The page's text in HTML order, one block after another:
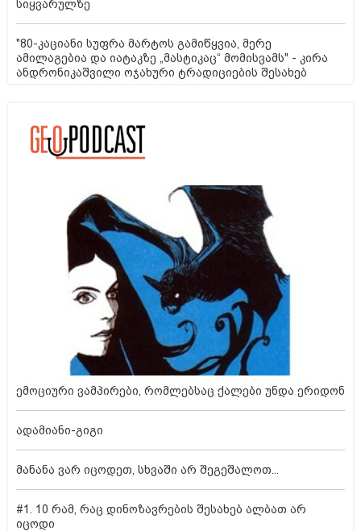
სიყვარულზე
"80-კაციანი სუფრა მარტოს გამიწყვია, მერე
ამილაგებია და იატაკზე „მასტიკაც“ მომისვამს" - კირა
ანდრონიკაშვილი ოჯახური ტრადიციების შესახებ
ემოციური ვამპირები, რომლებსაც ქალები უნდა ერიდონ
ადამიანი-გიგი
მანანა ვარ იცოდეთ, სხვაში არ შეგეშალოთ...
#1. 10 რამ, რაც დინოზავრების შესახებ ალბათ არ
იცოდი